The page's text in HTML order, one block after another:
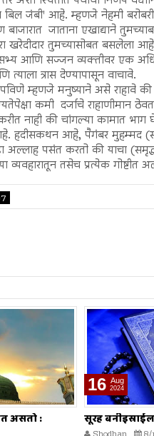
जंबी' आहे. म्हणजे नेहमी
जाताना एखाद्याने
खरेदीदार तुमच्यासोबत बसलेला
आणि सज्जन व्यक्तीवर एक
त्याला त्रास देण्यापासून वाचावे.
म्हणजे मनुष्याने असे राहावे
कमी दर्जाचे राहाणीमान
नाही की चांगल्या कामात
हदीसकथन आहे, पैगंबर मुहम्मद
अल्लाह पसंत करतो की याचा
तसेच प्रत्येक गोष्टीत
(दिव्य कुरआन)
09 Aug
2024
व्याज घेणे :